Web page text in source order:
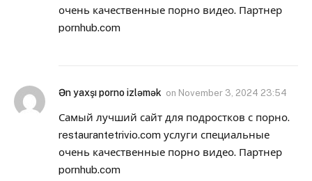
очень качественные порно видео. Партнер
pornhub.com
Ən yaxşı porno izləmək on November 3, 2024 23:54
Самый лучший сайт для подростков с порно.
restaurantetrivio.com услуги специальные
очень качественные порно видео. Партнер
pornhub.com